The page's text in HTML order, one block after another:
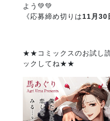
よう💚💚
《応募締め切りは11月30
★★コミックスのお試し
ックしてね★★